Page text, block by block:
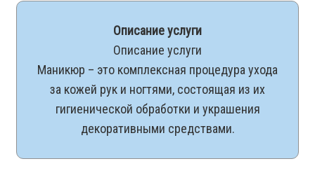
Описание услуги
Описание услуги
Маникюр – это комплексная процедура ухода
за кожей рук и ногтями, состоящая из их
гигиенической обработки и украшения
декоративными средствами.